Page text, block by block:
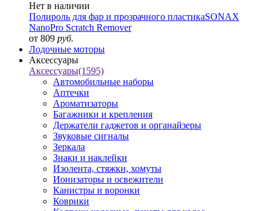
Нет в наличии
Полироль для фар и прозрачного пластикаSONAX
NanoPro Scratch Remover
от 809 руб.
Лодочные моторы
Аксессуары
Аксессуары(1595)
Автомобильные наборы
Аптечки
Ароматизаторы
Багажники и крепления
Держатели гаджетов и органайзеры
Звуковые сигналы
Зеркала
Знаки и наклейки
Изолента, стяжки, хомуты
Ионизаторы и освежители
Канистры и воронки
Коврики